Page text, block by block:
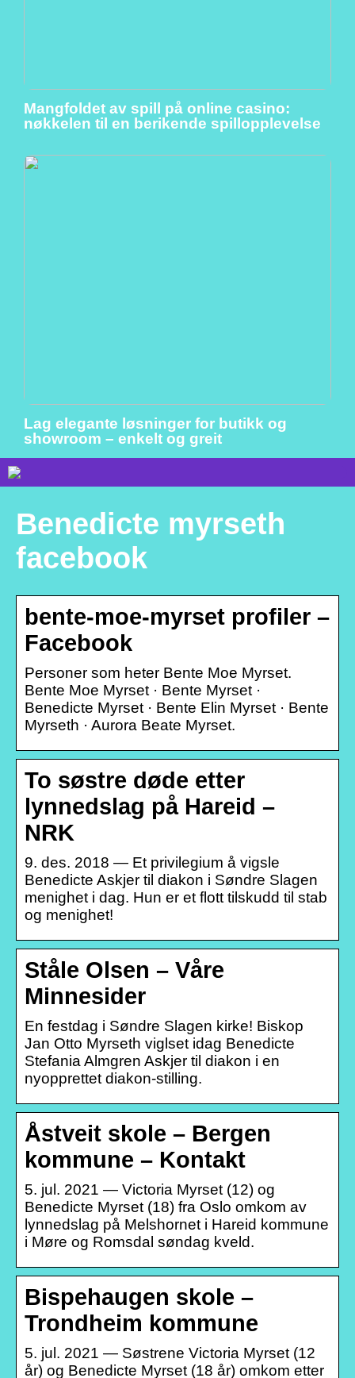
Mangfoldet av spill på online casino:
nøkkelen til en berikende spillopplevelse
Lag elegante løsninger for butikk og
showroom – enkelt og greit
Benedicte myrseth
facebook
bente-moe-myrset profiler –
Facebook
Personer som heter Bente Moe Myrset.
Bente Moe Myrset · Bente Myrset ·
Benedicte Myrset · Bente Elin Myrset · Bente
Myrseth · Aurora Beate Myrset.
To søstre døde etter
lynnedslag på Hareid –
NRK
9. des. 2018 — Et privilegium å vigsle
Benedicte Askjer til diakon i Søndre Slagen
menighet i dag. Hun er et flott tilskudd til stab
og menighet!
Ståle Olsen – Våre
Minnesider
En festdag i Søndre Slagen kirke! Biskop
Jan Otto Myrseth viglset idag Benedicte
Stefania Almgren Askjer til diakon i en
nyopprettet diakon-stilling.
Åstveit skole – Bergen
kommune – Kontakt
5. jul. 2021 — Victoria Myrset (12) og
Benedicte Myrset (18) fra Oslo omkom av
lynnedslag på Melshornet i Hareid kommune
i Møre og Romsdal søndag kveld.
Bispehaugen skole –
Trondheim kommune
5. jul. 2021 — Søstrene Victoria Myrset (12
år) og Benedicte Myrset (18 år) omkom etter